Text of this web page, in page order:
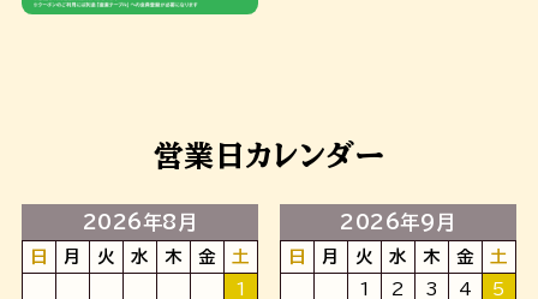
営業日カレンダー
2026年8月
日 月 火 水 木 金
土
1
2026年9月
日 月 火 水 木 金
土
1
2 3 4
5